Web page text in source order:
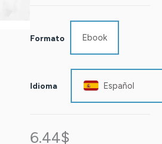
Formato Ebook
Idioma Español
6.44$
esencial